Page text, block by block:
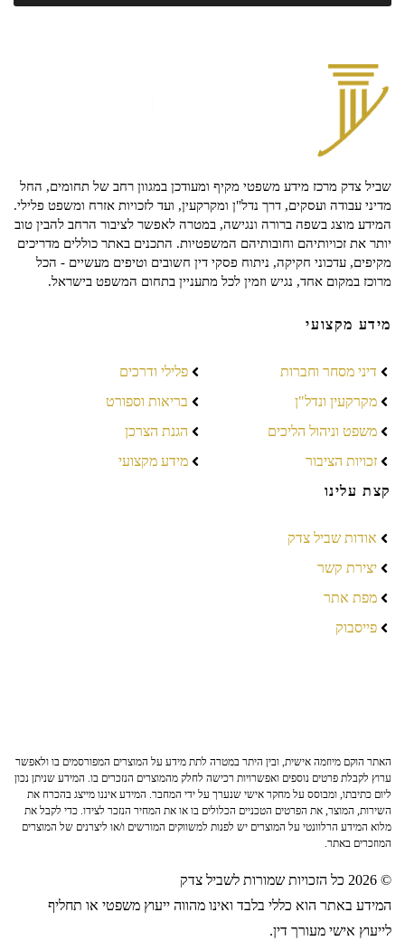
שביל צדק מרכז מידע משפטי מקיף ומעודכן במגוון רחב של תחומים, החל
מדיני עבודה ועסקים, דרך נדל"ן ומקרקעין, ועד לזכויות אזרח ומשפט פלילי.
המידע מוצג בשפה ברורה ונגישה, במטרה לאפשר לציבור הרחב להבין טוב
יותר את זכויותיהם וחובותיהם המשפטיות. התכנים באתר כוללים מדריכים
מקיפים, עדכוני חקיקה, ניתוח פסקי דין חשובים וטיפים מעשיים - הכל
מרוכז במקום אחד, נגיש וזמין לכל מתעניין בתחום המשפט בישראל.
מידע מקצועי
דיני מסחר וחברות
מקרקעין ונדל"ן
משפט וניהול הליכים
זכויות הציבור
פלילי ודרכים
בריאות וספורט
הגנת הצרכן
מידע מקצועי
קצת עלינו
אודות שביל צדק
יצירת קשר
מפת אתר
פייסבוק
האתר הוקם מיוזמה אישית, ובין היתר במטרה לתת מידע על המוצרים המפורסמים בו ולאפשר
ערוץ לקבלת פרטים נוספים ואפשרויות רכישה לחלק מהמוצרים הנזכרים בו. המידע שניתן נכון
ליום כתיבתו, ומבוסס על מחקר אישי שנערך על ידי המחבר. המידע איננו מייצג בהכרח את
השירות, המוצר, את הפרטים הטכניים הכלולים בו או את המחיר הנזכר לצידו. כדי לקבל את
מלוא המידע הרלוונטי על המוצרים יש לפנות למשווקים המורשים ו/או ליצרנים של המוצרים
המוזכרים באתר.
© 2026 כל הזכויות שמורות לשביל צדק
המידע באתר הוא כללי בלבד ואינו מהווה ייעוץ משפטי או תחליף
לייעוץ אישי מעורך דין.